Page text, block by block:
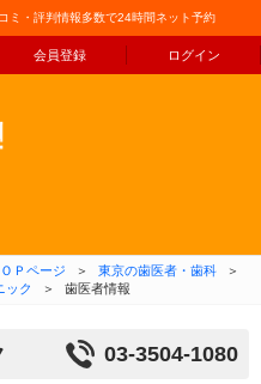
ミ・評判情報多数で24時間ネット予約
会員登録 ログイン
ンテンツへ移動
Ｐページ ＞ 東京の歯医者・歯科
＞
ック ＞ 歯医者情報
03-3504-1080